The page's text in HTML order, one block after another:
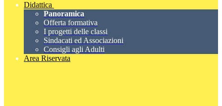
Didattica
Panoramica
Offerta formativa
I progetti delle classi
Sindacati ed Associazioni
Consigli agli Adulti
Area Riservata